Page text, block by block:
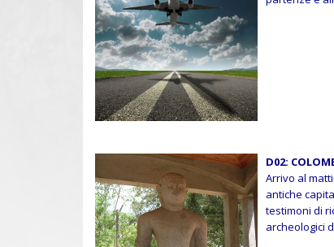
D02:
Arrivo al
antiche
testimoni di
archeologici